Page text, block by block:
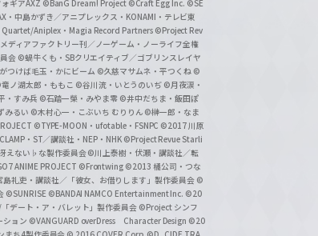
ギアAXZ ©BanG Dream! Project ©Craft Egg Inc. ©SE
・中島かずき／アニプレックス・KONAMI・テレビ東
Aniplex・Magia Record Partners ©Project Rev
ディアファクトリー刊／ノーゲーム・ノーライフ全権
会 ©蝸牛くも・SBクリエイティブ／ゴブリンスレイヤ
つけば毛玉・かにビーム ©久慈マサムネ・平つくね ©
ノ湖太郎・ももこ ©谷川流・いとうのいぢ ©月夜涙・
・すみ兵 ©石踏一榮・みやま零 ©井中だちま・飯田ぽ
みるい ©木村心一・こぶいち むりりん ©榊一郎・なま
©TYPE-MOON・ufotable・FSNPC ©2017 川原
・ST／講談社・NEP・NHK ©Project Revue Starli
えない♭な製作委員会©川上泰樹・伏瀬・講談社／転
ANIME PROJECT ©Frontwing ©2013 橘公司・つな
島礼吏・講談社／「彼女、お借りします」製作委員会 ©
©SUNRISE ©BANDAI NAMCO Entertainment Inc. ©20
デート・ア・バレット」製作委員会 ©Project シンフ
ション ©VANGUARD overDress Character Design ©20